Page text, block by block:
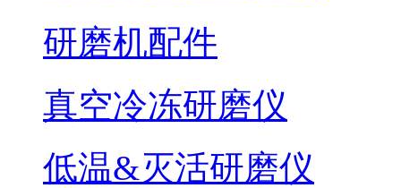
研磨机配件
真空冷冻研磨仪
低温&灭活研磨仪